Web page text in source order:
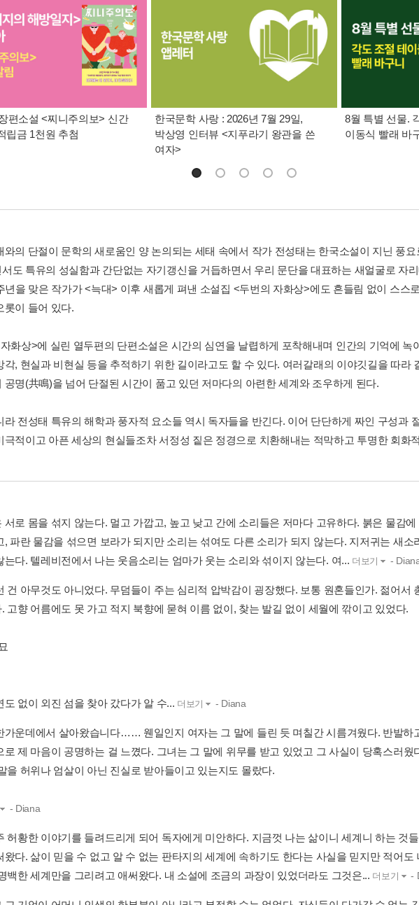
편소설 <찌니주의보> 신간
립금 1천원 추첨
한국문학 사랑 : 2026년 7월 29일,
박상영 인터뷰 <지푸라기 왕관을 쓴
여자>
8월 특별 선물.
이동식 빨래 바
와의 단절이 문학의 새로움인 양 논의되는 세태 속에서 작가 전성태는 한국소설이 지닌 풍
도 특유의 성실함과 간단없는 자기갱신을 거듭하면서 우리 문단을 대표하는 새얼굴로 자
년을 맞은 작가가 <늑대> 이후 새롭게 펴낸 소설집 <두번의 자화상>에도 흔들림 없이 스스
롯이 들어 있다.
화상>에 실린 열두편의 단편소설은 시간의 심연을 날렵하게 포착해내며 인간의 기억에 녹
각, 현실과 비현실 등을 추적하기 위한 길이라고도 할 수 있다. 여러갈래의 이야깃길을 따라
공명(共鳴)을 넘어 단절된 시간이 품고 있던 저마다의 아련한 세계와 조우하게 된다.
라 전성태 특유의 해학과 풍자적 요소들 역시 독자들을 반긴다. 이어 단단하게 짜인 구성과
극적이고 아픈 세상의 현실들조차 서정성 짙은 정경으로 치환해내는 적막하고 투명한 회화
서로 몸을 섞지 않는다. 멀고 가깝고, 높고 낮고 간에 소리들은 저마다 고유하다. 붉은 물감
, 파란 물감을 섞으면 보라가 되지만 소리는 섞여도 다른 소리가 되지 않는다. 지저귀는 새소
는다. 텔레비전에서 나는 웃음소리는 엄마가 웃는 소리와 섞이지 않는다. 여... 더보기 -
건 아무것도 아니었다. 무덤들이 주는 심리적 압박감이 굉장했다. 보통 원혼들인가. 젊어서
고향 어름에도 못 가고 적지 북향에 묻혀 이름 없이, 찾는 발길 없이 세월에 깎이고 있었다.
도 없이 외진 섬을 찾아 갔다가 알 수... 더보기 - Diana
가운데에서 살아왔습니다…… 웬일인지 여자는 그 말에 들린 듯 며칠간 시름겨웠다. 반발하
로 제 마음이 공명하는 걸 느꼈다. 그녀는 그 말에 위무를 받고 있었고 그 사실이 당혹스러웠
을 허위나 엄살이 아닌 진실로 받아들이고 있는지도 몰랐다.
- Diana
허황한 이야기를 들려드리게 되어 독자에게 미안하다. 지금껏 나는 삶이니 세계니 하는 것
왔다. 삶이 믿을 수 없고 알 수 없는 판타지의 세계에 속하기도 한다는 사실을 믿지만 적어도
백한 세계만을 그리려고 애써왔다. 내 소설에 조금의 과장이 있었더라도 그것은... 더보기 -